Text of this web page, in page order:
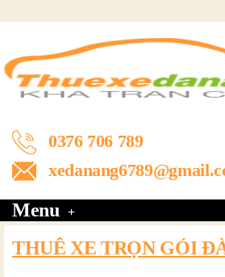
0376 706 789
Menu
THUÊ XE TRỌN GÓI